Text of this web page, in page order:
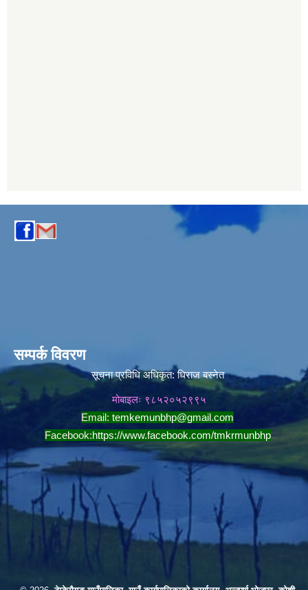
सम्पर्क विवरण
सूचना प्रविधि अधिकृत:धिराज बस्नेत
मोबाइलः ९८५२०५२९९५
Email: temkemunbhp@gmail.com
Facebook:https://www.facebook.com/tmkrmunbhp